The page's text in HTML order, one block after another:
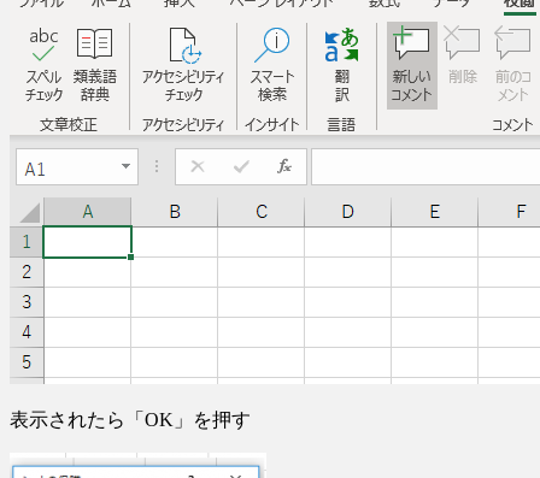
表示されたら「OK」を押す